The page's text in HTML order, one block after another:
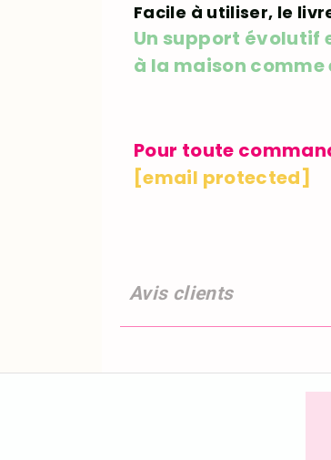
Facile à utiliser, le
Un support évolutif
à la maison comme
Pour toute
[email protected]
Avis clients